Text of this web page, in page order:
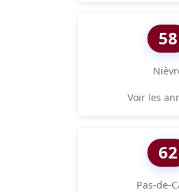
58
Voir les
62
Pas-de-